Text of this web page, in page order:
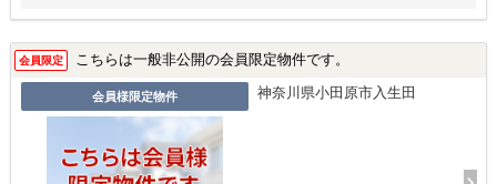
会員限定 こちらは一般非公開の会員限定物件です。
会員様限定物件 神奈川県小田原市入生田